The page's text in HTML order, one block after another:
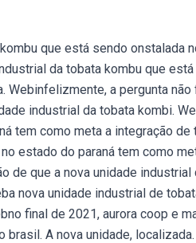
que está sendo onstalada
da tobata kombu que
Webinfelizmente, a pergunta
industrial da tobata kombi.
tem como meta a integração
estado do paraná tem como
de que a nova unidade
nova unidade industrial de
final de 2021, aurora coop e
A nova unidade,